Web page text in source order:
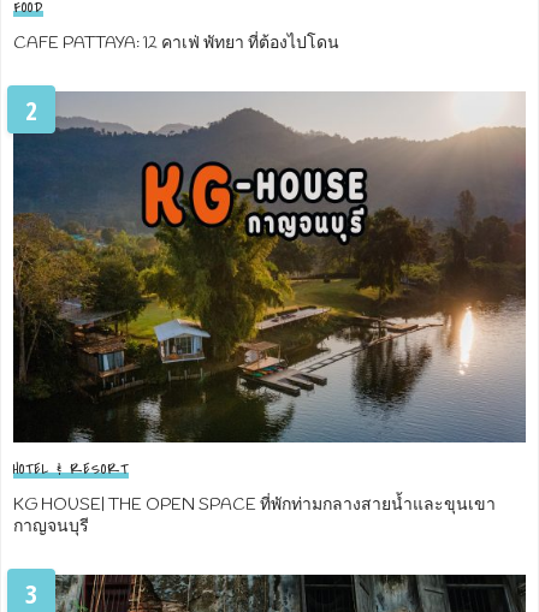
FOOD
CAFE PATTAYA: 12 คาเฟ่ พัทยา ที่ต้องไปโดน
2
HOTEL & RESORT
KG HOUSE| THE OPEN SPACE ที่พักท่ามกลางสายน้ำและขุนเขา
กาญจนบุรี
3